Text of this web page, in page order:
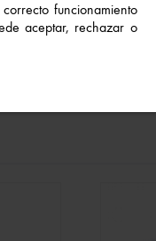
funcionamiento
aceptar, rechazar o